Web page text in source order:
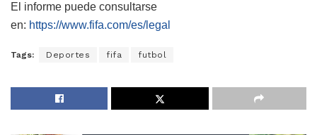
El informe puede consultarse
en: https://www.fifa.com/es/legal
Tags: Deportes fifa futbol